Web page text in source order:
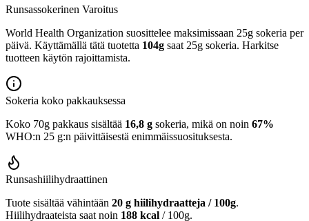
Runsassokerinen Varoitus
World Health Organization suosittelee maksimissaan 25g sokeria per
päivä. Käyttämällä tätä tuotetta 104g saat 25g sokeria. Harkitse
tuotteen käytön rajoittamista.
Sokeria koko pakkauksessa
Koko 70g pakkaus sisältää 16,8 g sokeria, mikä on noin 67%
WHO:n 25 g:n päivittäisestä enimmäissuosituksesta.
Runsashiilihydraattinen
Tuote sisältää vähintään 20 g hiilihydraatteja / 100g.
Hiilihydraateista saat noin 188 kcal / 100g.